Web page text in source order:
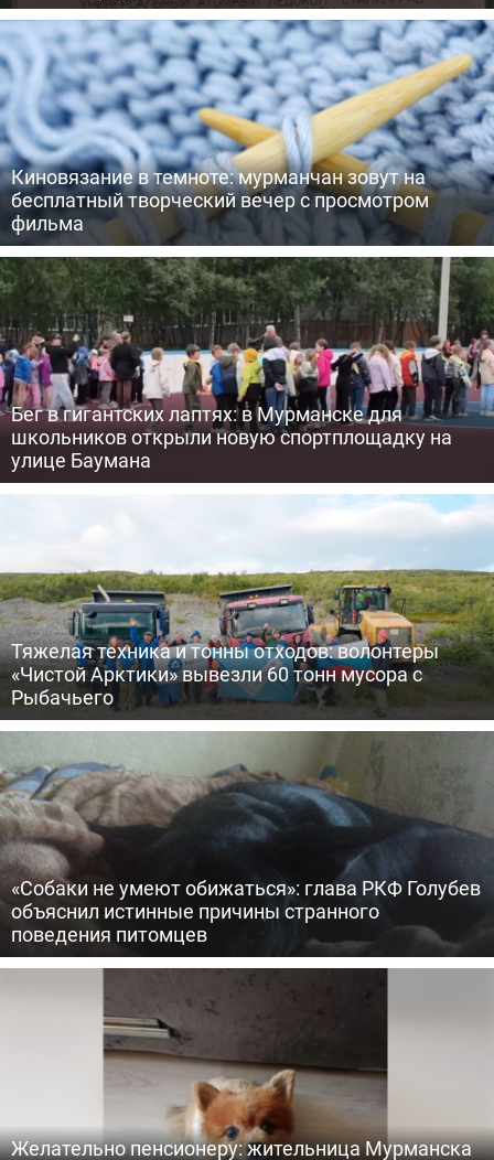
Киновязание в темноте: мурманчан зовут на
бесплатный творческий вечер с просмотром
фильма
Бег в гигантских лаптях: в Мурманске для
школьников открыли новую спортплощадку на
улице Баумана
Тяжелая техника и тонны отходов: волонтеры
«Чистой Арктики» вывезли 60 тонн мусора с
Рыбачьего
«Собаки не умеют обижаться»: глава РКФ Голубев
объяснил истинные причины странного
поведения питомцев
Желательно пенсионеру: жительница Мурманска